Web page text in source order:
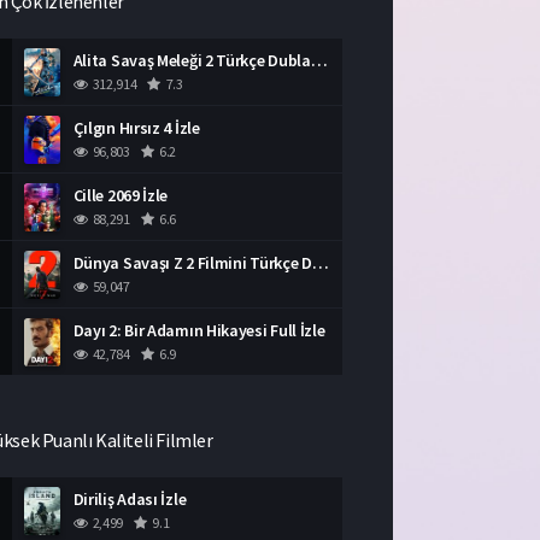
Alita Savaş Meleği 2 Türkçe Dublaj İzle HD Film
312,914 7.3
Çılgın Hırsız 4 İzle
96,803 6.2
Cille 2069 İzle
88,291 6.6
Dünya Savaşı Z 2 Filmini Türkçe Dublaj İzle
59,047
Dayı 2: Bir Adamın Hikayesi Full İzle
42,784 6.9
Puanlı Kaliteli Filmler
Diriliş Adası İzle
2,499 9.1